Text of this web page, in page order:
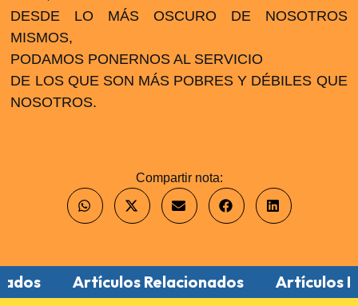
DESDE LO MÁS OSCURO DE NOSOTROS
MISMOS,
PODAMOS PONERNOS AL SERVICIO
DE LOS QUE SON MÁS POBRES Y DÉBILES QUE
NOSOTROS.
Compartir nota:
Artículos Relacionados Artículos